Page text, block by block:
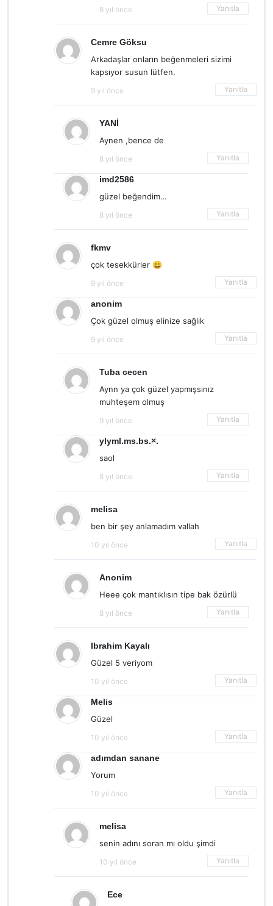
8 yıl önce Yanıtla
Cemre Göksu
Arkadaşlar onların beğenmeleri sizimi
kapsıyor susun lütfen.
9 yıl önce Yanıtla
YANİ
Aynen ,bence de
8 yıl önce Yanıtla
imd2586
güzel beğendim…
8 yıl önce Yanıtla
fkmv
çok tesekkürler 😀
9 yıl önce Yanıtla
anonim
Çok güzel olmuş elinize sağlık
9 yıl önce Yanıtla
Tuba cecen
Aynn ya çok güzel yapmışsınız
muhteşem olmuş
9 yıl önce Yanıtla
ylyml.ms.bs.×.
saol
8 yıl önce Yanıtla
melisa
ben bir şey anlamadım vallah
10 yıl önce Yanıtla
Anonim
Heee çok mantıklısın tipe bak özürlü
8 yıl önce Yanıtla
Ibrahim Kayalı
Güzel 5 veriyom
10 yıl önce Yanıtla
Melis
Güzel
10 yıl önce Yanıtla
adımdan sanane
Yorum
10 yıl önce Yanıtla
melisa
senin adını soran mı oldu şimdi
10 yıl önce Yanıtla
Ece